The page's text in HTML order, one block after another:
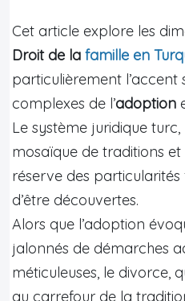
Cet article explore les
Droit de la famille en
particulièrement l’accent
complexes de l’adoption
Le système juridique
mosaïque de traditions et
réserve des
d’être découvertes.
Alors que l’adoption
jalonnés de démarches
méticuleuses, le divorce,
au carrefour de la